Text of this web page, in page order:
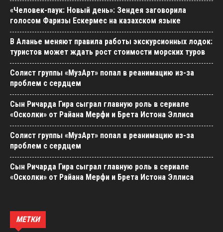
«Человек-паук: Новый день»: Зендея заговорила
голосом Фаризы Ескермес на казахском языке
В Аланье меняют правила работы экскурсионных лодок:
туристов может ждать рост стоимости морских туров
Солист группы «МузАрт» попал в реанимацию из-за
проблем с сердцем
Сын Ричарда Гира сыграл главную роль в сериале
«Осколки» от Райана Мерфи и Брета Истона Эллиса
Солист группы «МузАрт» попал в реанимацию из-за
проблем с сердцем
Сын Ричарда Гира сыграл главную роль в сериале
«Осколки» от Райана Мерфи и Брета Истона Эллиса
МЕТКИ